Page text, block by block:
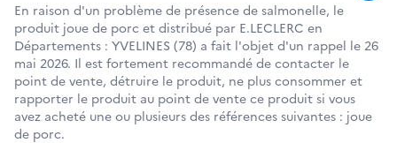
En raison d'un problème de présence de salmonelle, le
produit joue de porc et distribué par E.LECLERC en
Départements : YVELINES (78) a fait l'objet d'un rappel le 26
mai 2026. Il est fortement recommandé de contacter le
point de vente, détruire le produit, ne plus consommer et
rapporter le produit au point de vente ce produit si vous
avez acheté une ou plusieurs des références suivantes : joue
de porc.